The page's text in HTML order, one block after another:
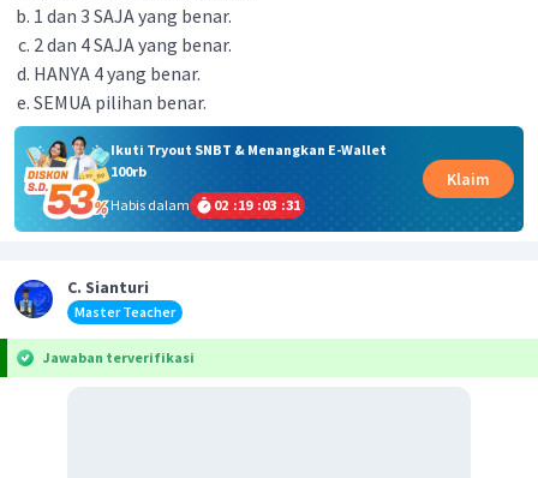
1 dan 3 SAJA yang benar.
2 dan 4 SAJA yang benar.
HANYA 4 yang benar.
SEMUA pilihan benar.
Ikuti Tryout SNBT & Menangkan E-Wallet
100rb
Habis dalam
02 :19 :03 :30
Klaim
C. Sianturi
Master Teacher
Jawaban terverifikasi